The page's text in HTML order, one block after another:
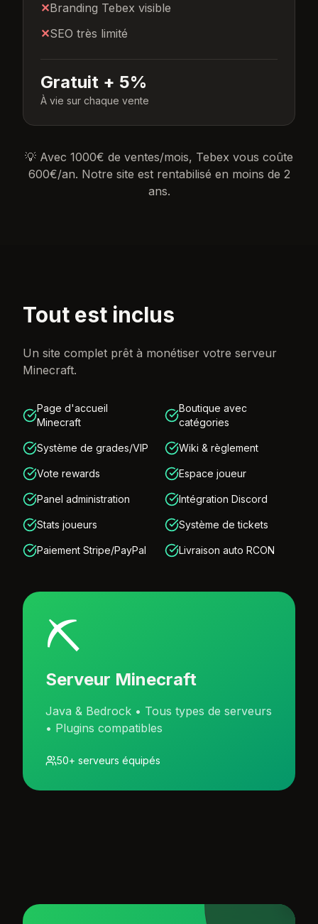
✕Branding Tebex visible
✕SEO très limité
Gratuit + 5%
À vie sur chaque vente
💡 Avec 1000€ de ventes/mois, Tebex vous coûte
600€/an. Notre site est rentabilisé en moins de 2
ans.
Tout est inclus
Un site complet prêt à monétiser votre serveur
Minecraft.
Page d'accueil
Minecraft
Boutique avec
catégories
Système de grades/VIP Wiki & règlement
Vote rewards Espace joueur
Panel administration Intégration Discord
Stats joueurs Système de tickets
Paiement Stripe/PayPal Livraison auto RCON
⛏️
Serveur Minecraft
Java & Bedrock • Tous types de serveurs
• Plugins compatibles
50+ serveurs équipés